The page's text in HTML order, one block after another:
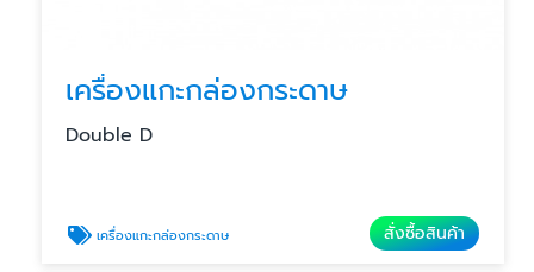
เครื่องแกะกล่องกระดาษ
Double D
เครื่องแกะกล่องกระดาษ สั่งซื้อสินค้า